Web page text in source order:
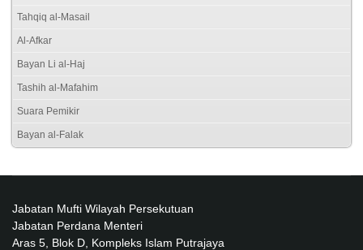
Tahqiq al-Masail
Al-Afkar
Bayan Li al-Haj
Tashih al-Mafahim
Suara Pemikir
Bayan al-Falak
Jabatan Mufti Wilayah Persekutuan
Jabatan Perdana Menteri
Aras 5, Blok D, Kompleks Islam Putrajaya